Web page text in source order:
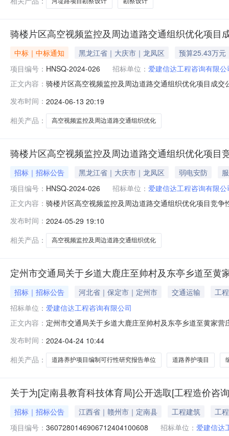
骑楼片区高空视频监控及周边道路交通组织优化项目
中标｜中标通知 黑龙江省｜大庆市｜龙凤区
预算25.43万元
项目编号： HNSQ-2024-026 招标单位： 爱建信达工程咨询有限公
正文内容： 骑楼片区高空视频监控及周边道路交通组织优化项目成
名称：中电信数智科技有限公司海南分公司供应商地址
有）：详见附件规格型号：
发布时间： 2024-06-13 20:19
相关产品：
高空视频监控及周边道路交通组织优化
骑楼片区高空视频监控及周边道路交通组织优化项目
招标｜招标公告 黑龙江省｜大庆市｜龙凤区 弱电安防
项目编号： HNSQ-2024-026 招标单位： 爱建信达工程咨询有限公
正文内容： 骑楼片区高空视频监控及周边道路交通组织优化项目竞
控及周边道路交通组织优化项目2、项目编号:HNSQ-
发布时间： 2024-05-29 19:10
相关产品：
高空视频监控及周边道路交通组织优化
定州市交通局关于乡道大鹿庄至帅村及东亭乡道至
招标｜招标公告 河北省｜保定市｜定州市 交通运输
工程
招标单位： 爱建信达工程咨询有限公司
正文内容： 定州市交通局关于乡道大鹿庄至帅村及东亭乡道至黄家
研究报告的委托公告，截至结束时报名单位有：河北建
位是：爱建信达工程咨询有限公司。特此公
发布时间： 2024-04-24 10:44
相关产品：
道路养护项目编制可行性研究报告单位 道路养护项目
关于为[定南县教育科技体育局]公开选取[工程造价咨
招标｜招标公告 江西省｜赣州市｜定南县 工程建筑
工程
项目编号： 3607280146906712404100608 招标单位： 爱建信达